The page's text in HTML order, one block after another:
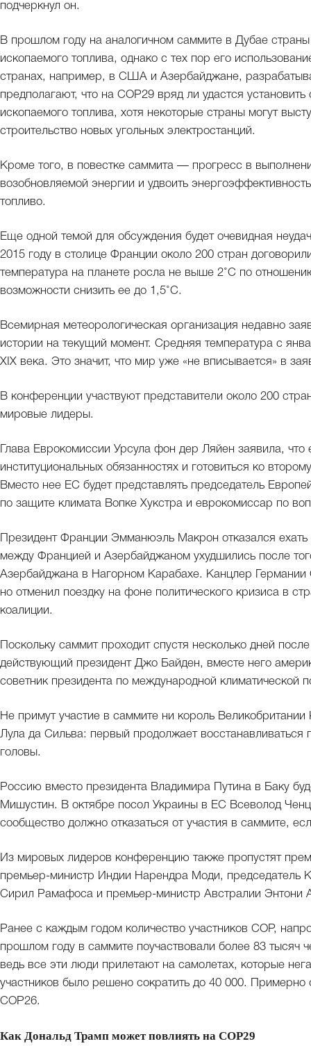
подчеркнул он.
В прошлом году на аналогичном саммите в Дубае страны
ископаемого топлива, однако с тех пор его
странах, например, в США и Азербайджане,
предполагают, что на COP29 вряд ли удастся
ископаемого топлива, хотя некоторые страны могут
строительство новых угольных электростанций.
Кроме того, в повестке саммита — прогресс в
возобновляемой энергии и удвоить
топливо.
Еще одной темой для обсуждения будет очевидная
2015 году в столице Франции около 200 стран
температура на планете росла не выше 2˚С по
возможности снизить ее до 1,5˚С.
Всемирная метеорологическая организация недавно
истории на текущий момент. Средняя температура с
XIX века. Это значит, что мир уже «не вписывается» в
В конференции участвуют представители около 200
мировые лидеры.
Глава Еврокомиссии Урсула фон дер Ляйен заявила, что
институциональных обязанностях и готовиться ко
Вместо нее ЕС будет представлять председатель
по защите климата Вопке Хукстра и еврокомиссар по
Президент Франции Эмманюэль Макрон отказался
между Францией и Азербайджаном ухудшились после
Азербайджана в Нагорном Карабахе. Канцлер
но отменил поездку на фоне политического кризиса в
коалиции.
Поскольку саммит проходит спустя несколько дней
действующий президент Джо Байден, вместе него
советник президента по международной климатической
Не примут участие в саммите ни король
Лула да Сильва: первый продолжает
головы.
Россию вместо президента Владимира Путина в Баку
Мишустин. В октябре посол Украины в ЕС Всеволод
сообщество должно отказаться от участия в саммите,
Из мировых лидеров конференцию также пропустят
премьер-министр Индии Нарендра Моди,
Сирил Рамафоса и премьер-министр Австралии Энтони
Ранее с каждым годом количество участников COP,
прошлом году в саммите поучаствовали более 83 тысяч
ведь все эти люди прилетают на самолетах, которые
участников было решено сократить до 40 000. Примерно
COP26.
Как Дональд Трамп может повлиять на СОР29